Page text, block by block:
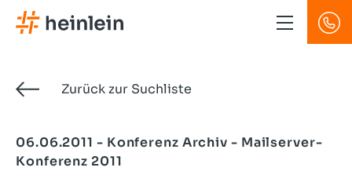
Direkt
zum
Zurück zur Suchliste
06.06.2011 - Konferenz Archiv - Mailserver-
Konferenz 2011